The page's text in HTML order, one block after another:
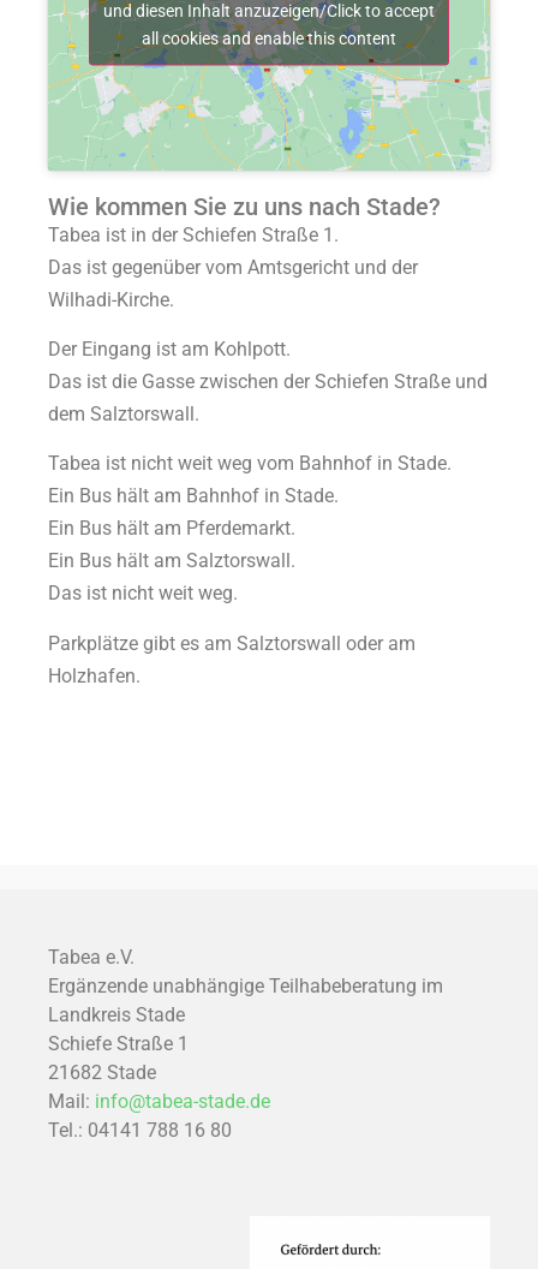
und diesen Inhalt anzuzeigen/Click to accept
all cookies and enable this content
Wie kommen Sie zu uns nach Stade?
Tabea ist in der Schiefen Straße 1.
Das ist gegenüber vom Amtsgericht und der
Wilhadi-Kirche.
Der Eingang ist am Kohlpott.
Das ist die Gasse zwischen der Schiefen Straße und
dem Salztorswall.
Tabea ist nicht weit weg vom Bahnhof in Stade.
Ein Bus hält am Bahnhof in Stade.
Ein Bus hält am Pferdemarkt.
Ein Bus hält am Salztorswall.
Das ist nicht weit weg.
Parkplätze gibt es am Salztorswall oder am
Holzhafen.
Tabea e.V.
Ergänzende unabhängige Teilhabeberatung im
Landkreis Stade
Schiefe Straße 1
21682 Stade
Mail: info@tabea-stade.de
Tel.: 04141 788 16 80